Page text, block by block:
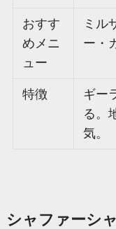
おすす
めメニ
ュー
ミル
ー・
特徴
ギー
る。
気。
シャファーシ